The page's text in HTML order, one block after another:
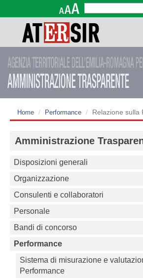
Form di
Home Performance Relazione sulla
Amministrazione
Disposizioni generali
Organizzazione
Consulenti e collaboratori
Personale
Bandi di concorso
Performance
Sistema di misurazione e
Performance